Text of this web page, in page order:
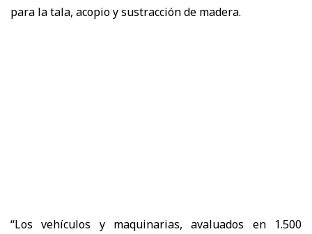
para la tala, acopio y sustracción de madera.
“Los vehículos y maquinarias, avaluados en 1.500